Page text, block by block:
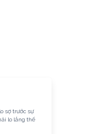
sợ trước sự
lo lắng thế